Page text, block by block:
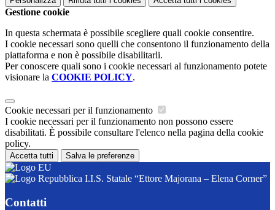
Gestione cookie
In questa schermata è possibile scegliere quali cookie consentire.
I cookie necessari sono quelli che consentono il funzionamento della
piattaforma e non è possibile disabilitarli.
Per conoscere quali sono i cookie necessari al funzionamento potete
visionare la COOKIE POLICY.
Cookie necessari per il funzionamento
I cookie necessari per il funzionamento non possono essere
disabilitati. È possibile consultare l'elenco nella pagina della cookie
policy.
Accetta tutti Salva le preferenze
I.I.S. Statale “Ettore Majorana – Elena Corner”
Contatti